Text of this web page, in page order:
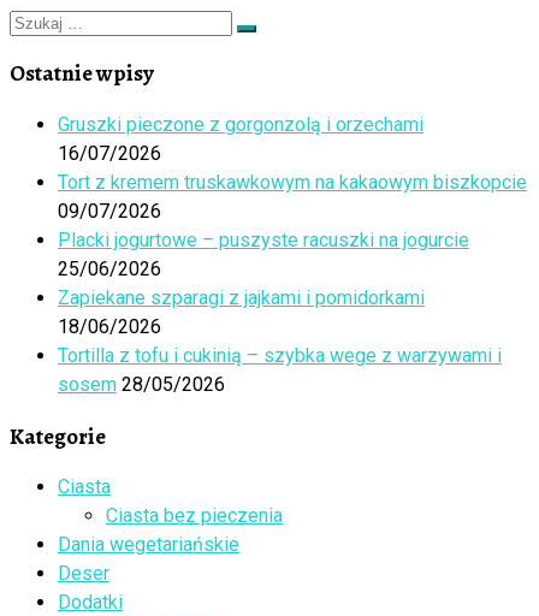
Szukaj
Szukaj
Ostatnie wpisy
Gruszki pieczone z gorgonzolą i orzechami
16/07/2026
Tort z kremem truskawkowym na kakaowym biszkopcie
09/07/2026
Placki jogurtowe – puszyste racuszki na jogurcie
25/06/2026
Zapiekane szparagi z jajkami i pomidorkami
18/06/2026
Tortilla z tofu i cukinią – szybka wege z warzywami i
sosem 28/05/2026
Kategorie
Ciasta
Ciasta bez pieczenia
Dania wegetariańskie
Deser
Dodatki